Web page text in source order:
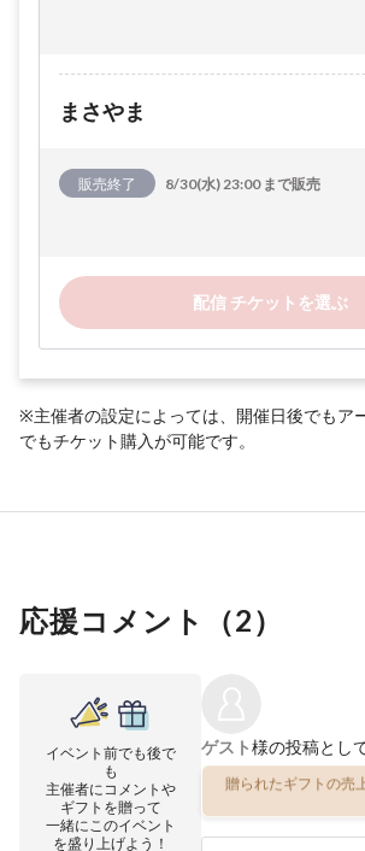
まさやま
販売終了 8/30(水) 23:00 まで販売
配信 チケットを選ぶ
※主催者の設定によっては、開催日後でもア
でもチケット購入が可能です。
応援コメント（2）
イベント前でも後で
も
主催者にコメントや
ギフトを贈って
一緒にこのイベント
を盛り上げよう！
ゲスト様の投稿とし
贈られたギフトの売